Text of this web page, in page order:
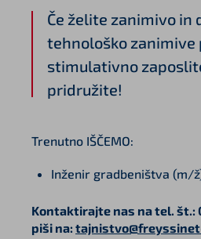
Če želite zanimivo in
tehnološko zanimive
stimulativno
pridružite!
Trenutno IŠČEMO:
Inženir gradbeništva (m/
Kontaktirajte nas na tel. št.:
piši na: